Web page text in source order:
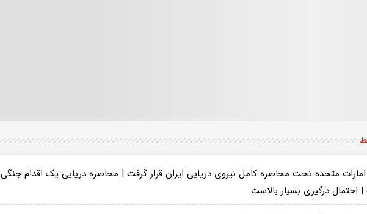
امارات متحده تحت محاصره کامل نیروی دریایی ایران قرار گرفت | محاصره دریایی یک اقدام جنگی
احتمال درگیری بسیار بالاست